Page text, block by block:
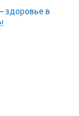
здоровье в